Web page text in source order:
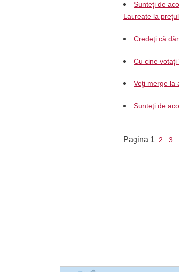
Sunteţi de
Laureate la
Credeţi că
Cu cine
Veţi merge la
Sunteţi de
Pagina 1 2 3